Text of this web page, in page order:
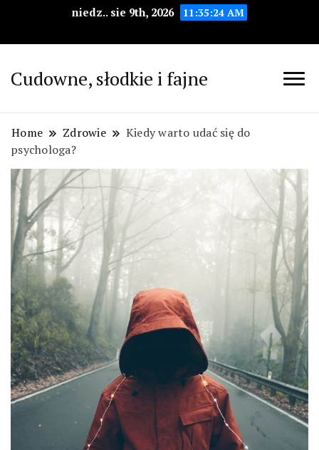
niedz.. sie 9th, 2026 11:35:25 AM
Cudowne, słodkie i fajne
Home Zdrowie
Kiedy warto udać się do
psychologa?